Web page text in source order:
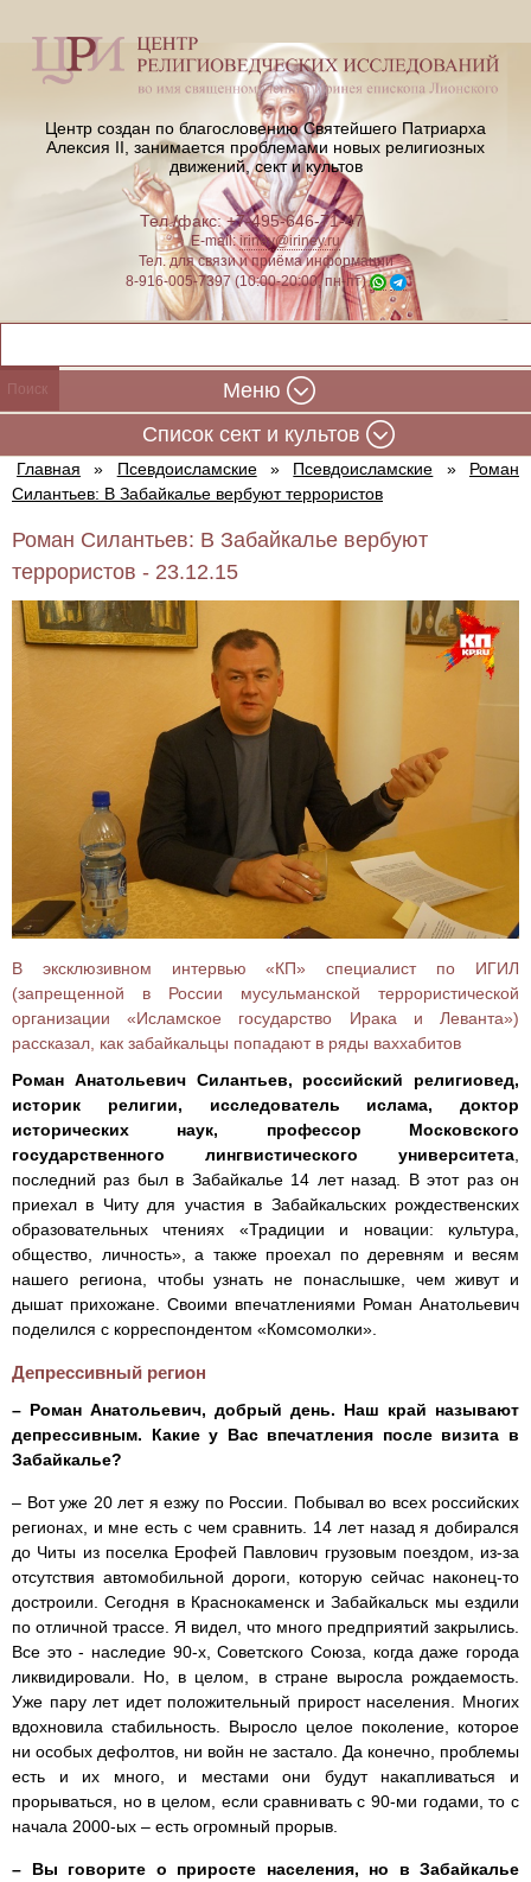
Центр создан по благословению Святейшего Патриарха
Алексия II, занимается проблемами новых религиозных
движений, сект и культов
Тел./факс: +7-495-646-71-47
E-mail:iriney@iriney.ru
Тел. для связи и приёма информации
8-916-005-7397 (10:00-20:00, пн-пт)
Меню
Cписок сект и культов
Главная » Псевдоисламские » Псевдоисламские »
Роман
Силантьев: В Забайкалье вербуют террористов
Роман Силантьев: В Забайкалье вербуют
террористов - 23.12.15
В эксклюзивном интервью «КП» специалист по ИГИЛ
(запрещенной в России мусульманской террористической
организации «Исламское государство Ирака и Леванта»)
рассказал, как забайкальцы попадают в ряды ваххабитов
Роман Анатольевич Силантьев, российский религиовед,
историк религии, исследователь ислама, доктор
исторических наук, профессор Московского
государственного лингвистического университета
последний раз был в Забайкалье 14 лет назад. В этот раз он
приехал в Читу для участия в Забайкальских рождественских
образовательных чтениях «Традиции и новации: культура,
общество, личность», а также проехал по деревням и весям
нашего региона, чтобы узнать не понаслышке, чем живут и
дышат прихожане. Своими впечатлениями Роман Анатольевич
поделился с корреспондентом «Комсомолки».
Депрессивный регион
– Роман Анатольевич, добрый день. Наш край называют
депрессивным. Какие у Вас впечатления после визита в
Забайкалье?
– Вот уже 20 лет я езжу по России. Побывал во всех российских
регионах, и мне есть с чем сравнить. 14 лет назад я добирался
до Читы из поселка Ерофей Павлович грузовым поездом, из-за
отсутствия автомобильной дороги, которую сейчас наконец-то
достроили. Сегодня в Краснокаменск и Забайкальск мы ездили
по отличной трассе. Я видел, что много предприятий закрылись.
Все это - наследие 90-х, Советского Союза, когда даже города
ликвидировали. Но, в целом, в стране выросла рождаемость.
Уже пару лет идет положительный прирост населения. Многих
вдохновила стабильность. Выросло целое поколение, которое
ни особых дефолтов, ни войн не застало. Да конечно, проблемы
есть и их много, и местами они будут накапливаться и
прорываться, но в целом, если сравнивать с 90-ми годами, то с
начала 2000-ых – есть огромный прорыв.
– Вы говорите о приросте населения, но в Забайкалье